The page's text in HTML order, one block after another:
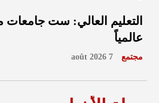
التعليم العالي: ست
عالمياً
مجتمع 7 août 2026